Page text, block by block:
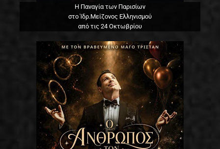
Η Παναγία των Παρισίων
στο Ίδρ.Μείζονος Ελληνισμού
από τις 24 Οκτωβρίου